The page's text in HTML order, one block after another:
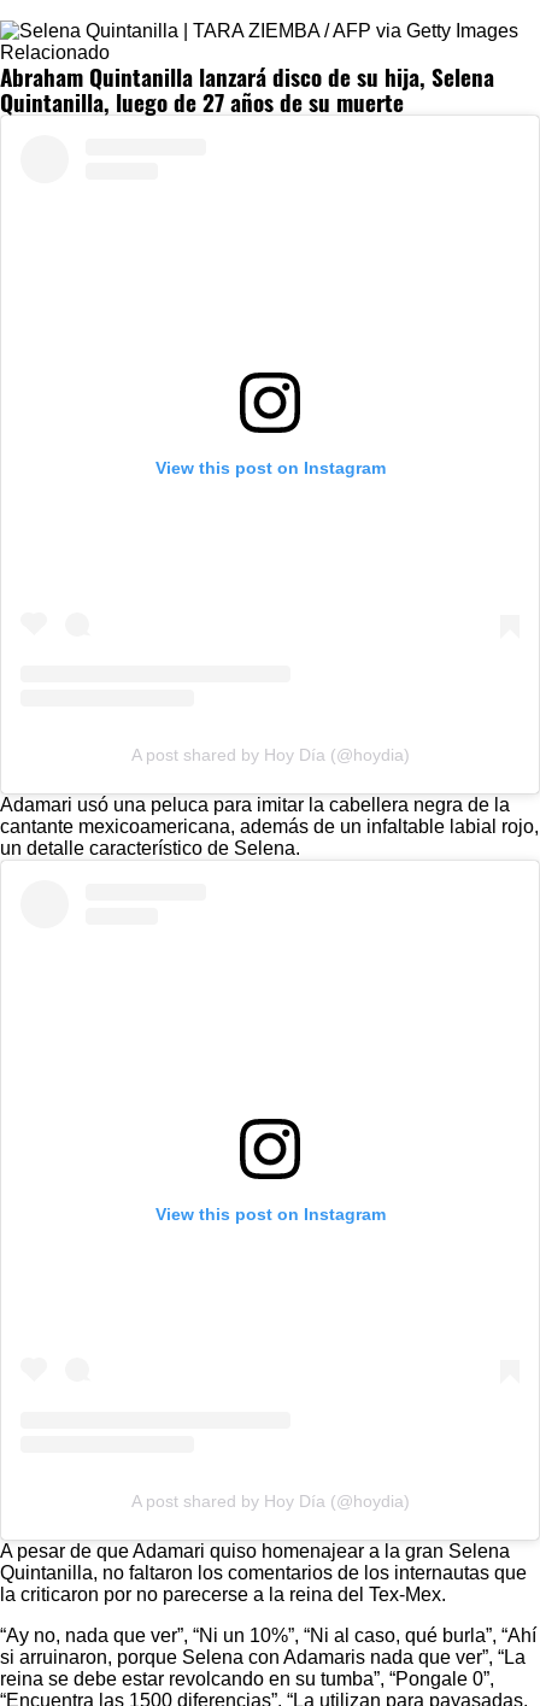
Relacionado
Abraham Quintanilla lanzará disco de su hija, Selena
Quintanilla, luego de 27 años de su muerte
View this post on Instagram
A post shared by Hoy Día (@hoydia)
Adamari usó una peluca para imitar la cabellera negra de la
cantante mexicoamericana, además de un infaltable labial rojo,
un detalle característico de Selena.
View this post on Instagram
A post shared by Hoy Día (@hoydia)
A pesar de que Adamari quiso homenajear a la gran Selena
Quintanilla, no faltaron los comentarios de los internautas que
la criticaron por no parecerse a la reina del Tex-Mex.
“Ay no, nada que ver”, “Ni un 10%”, “Ni al caso, qué burla”, “Ahí
si arruinaron, porque Selena con Adamaris nada que ver”, “La
reina se debe estar revolcando en su tumba”, “Pongale 0”,
“Encuentra las 1500 diferencias”, “La utilizan para payasadas,